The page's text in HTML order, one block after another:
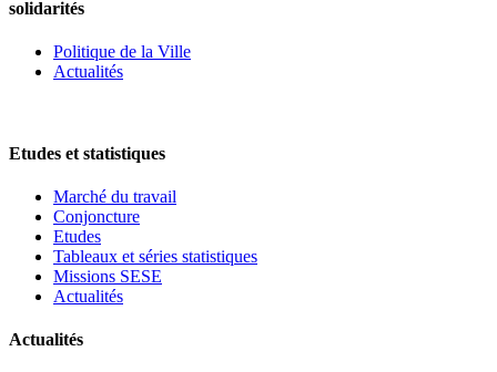
solidarités
Politique de la Ville
Actualités
Etudes et statistiques
Marché du travail
Conjoncture
Etudes
Tableaux et séries statistiques
Missions SESE
Actualités
Actualités